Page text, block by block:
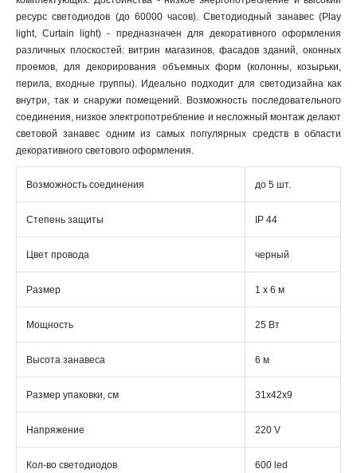
ресурс светодиодов (до 60000 часов). Светодиодный занавес (Play
light, Curtain light) - предназначен для декоративного оформления
различных плоскостей: витрин магазинов, фасадов зданий, оконных
проемов, для декорирования объемных форм (колонны, козырьки,
перила, входные группы). Идеально подходит для светодизайна как
внутри, так и снаружи помещений. Возможность последовательного
соединения, низкое электропотребление и несложный монтаж делают
световой занавес одним из самых популярных средств в области
декоративного светового оформления.
Возможность соединения до 5 шт.
Степень защиты IP 44
Цвет провода черный
Размер 1 x 6 м
Мощность 25 Вт
Высота занавеса 6 м
Размер упаковки, см 31х42х9
Напряжение 220 V
Кол-во светодиодов 600 led